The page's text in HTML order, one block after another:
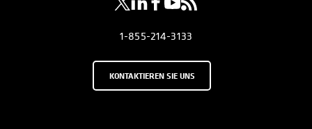
1-855-214-3133
KONTAKTIEREN SIE UNS